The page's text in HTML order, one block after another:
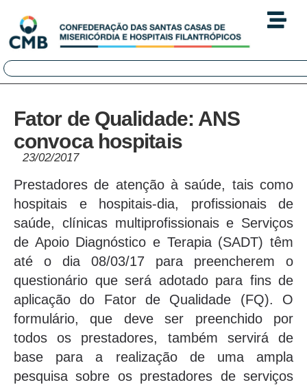
Fator de Qualidade: ANS
convoca hospitais
23/02/2017
Prestadores de atenção à saúde, tais como
hospitais e hospitais-dia, profissionais de
saúde, clínicas multiprofissionais e Serviços
de Apoio Diagnóstico e Terapia (SADT) têm
até o dia 08/03/17 para preencherem o
questionário que será adotado para fins de
aplicação do Fator de Qualidade (FQ). O
formulário, que deve ser preenchido por
todos os prestadores, também servirá de
base para a realização de uma ampla
pesquisa sobre os prestadores de serviços